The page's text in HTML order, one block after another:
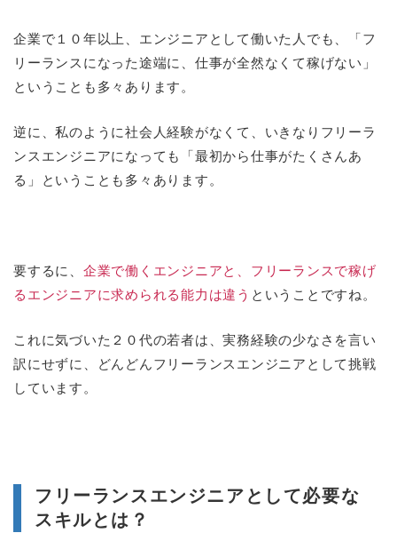
企業で１０年以上、エンジニアとして働いた人でも、「フ
リーランスになった途端に、仕事が全然なくて稼げない」
ということも多々あります。
逆に、私のように社会人経験がなくて、いきなりフリーラ
ンスエンジニアになっても「最初から仕事がたくさんあ
る」ということも多々あります。
要するに、 企業で働くエンジニアと、フリーランスで稼げ
るエンジニアに求められる能力は違う ということですね。
これに気づいた２０代の若者は、実務経験の少なさを言い
訳にせずに、どんどんフリーランスエンジニアとして挑戦
しています。
フリーランスエンジニアとして必要な
スキルとは？